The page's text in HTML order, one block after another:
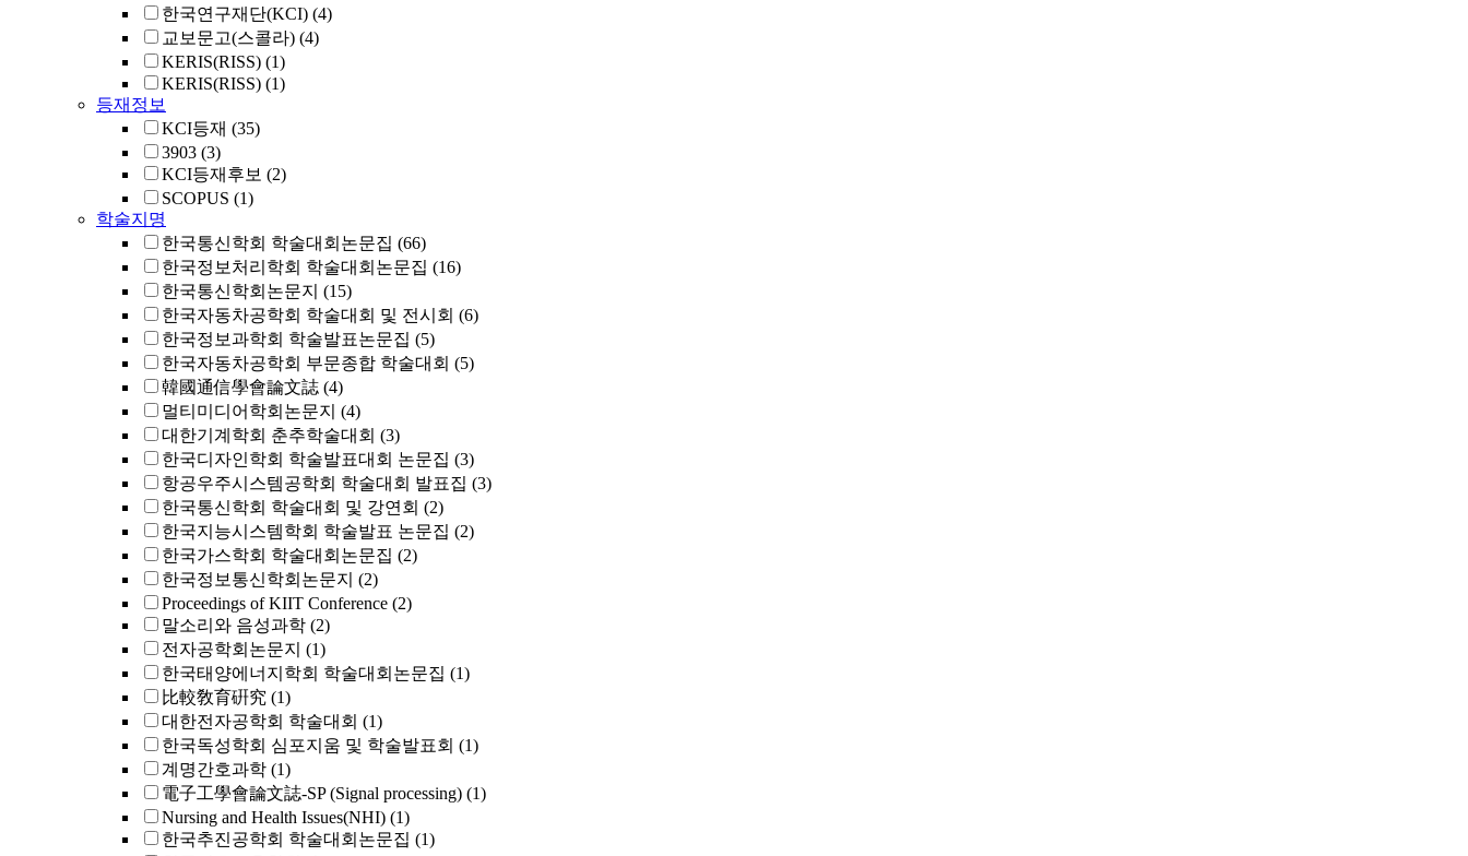
한국연구재단(KCI) (4)
교보문고(스콜라) (4)
KERIS(RISS) (1)
KERIS(RISS) (1)
등재정보
KCI등재 (35)
3903 (3)
KCI등재후보 (2)
SCOPUS (1)
학술지명
한국통신학회 학술대회논문집 (66)
한국정보처리학회 학술대회논문집 (16)
한국통신학회논문지 (15)
한국자동차공학회 학술대회 및 전시회 (6)
한국정보과학회 학술발표논문집 (5)
한국자동차공학회 부문종합 학술대회 (5)
韓國通信學會論文誌 (4)
멀티미디어학회논문지 (4)
대한기계학회 춘추학술대회 (3)
한국디자인학회 학술발표대회 논문집 (3)
항공우주시스템공학회 학술대회 발표집 (3)
한국통신학회 학술대회 및 강연회 (2)
한국지능시스템학회 학술발표 논문집 (2)
한국가스학회 학술대회논문집 (2)
한국정보통신학회논문지 (2)
Proceedings of KIIT Conference (2)
말소리와 음성과학 (2)
전자공학회논문지 (1)
한국태양에너지학회 학술대회논문집 (1)
比較敎育硏究 (1)
대한전자공학회 학술대회 (1)
한국독성학회 심포지움 및 학술발표회 (1)
계명간호과학 (1)
電子工學會論文誌-SP (Signal processing) (1)
Nursing and Health Issues(NHI) (1)
한국추진공학회 학술대회논문집 (1)